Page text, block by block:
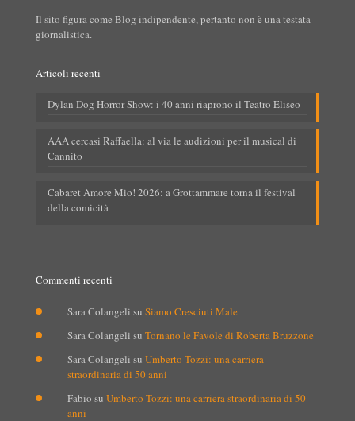
Il sito figura come Blog indipendente, pertanto non è una testata
giornalistica.
Articoli recenti
Dylan Dog Horror Show: i 40 anni riaprono il Teatro Eliseo
AAA cercasi Raffaella: al via le audizioni per il musical di
Cannito
Cabaret Amore Mio! 2026: a Grottammare torna il festival
della comicità
Commenti recenti
Sara Colangeli su Siamo Cresciuti Male
Sara Colangeli su Tornano le Favole di Roberta Bruzzone
Sara Colangeli su Umberto Tozzi: una carriera
straordinaria di 50 anni
Fabio su Umberto Tozzi: una carriera straordinaria di 50
anni